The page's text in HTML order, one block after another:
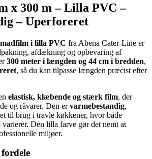
x 300 m – Lilla PVC –
– Uperforeret
i lilla PVC fra Abena Cater-Line er
afdækning og opbevaring af
300 meter i længden og 44 cm i bredden,
, så du kan tilpasse længden præcist efter
elastisk, klæbende og stærk film, der
og råvarer. Den ervarmebestandig,
til brug i travle køkkener, hvor både
varierer. Den lilla farve gør det nemt at
miljøer.